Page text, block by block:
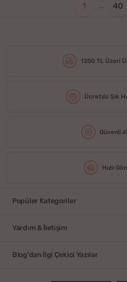
1 ... 40
1250 TL Üzeri
Ücretsiz Şık
Güvenli
Hızlı
Popüler Kategoriler
Yardım & İletişim
Blog'dan İlgi Çekici Yazılar